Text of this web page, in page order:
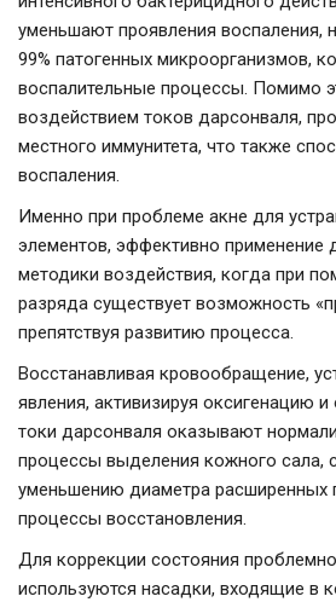
уменьшают проявления воспаления,
99% патогенных микроорганизмов,
воспалительные процессы. Помимо
воздействием токов дарсонваля,
местного иммунитета, что также
воспаления.
Именно при проблеме акне для
элементов, эффективно применение
методики воздействия, когда при
разряда существует возможность
препятствуя развитию процесса.
Восстанавливая кровообращение,
явления, активизируя оксигенацию
токи дарсонваля оказывают
процессы выделения кожного сала,
уменьшению диаметра расширенных
процессы восстановления.
Для коррекции состояния
используются насадки, входящие в